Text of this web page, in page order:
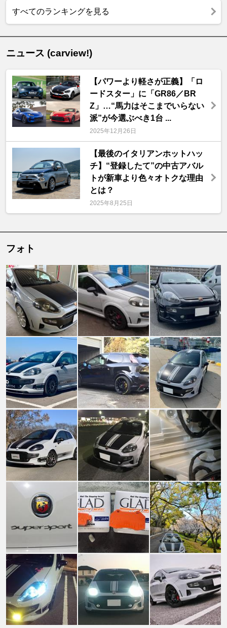
すべてのランキングを見る
ニュース (carview!)
【パワーより軽さが正義】「ロ
ードスター」に「GR86／BR
Z」…“馬力はそこまでいらない
派”が今選ぶべき1台 ...
2025年12月26日
【最後のイタリアンホットハッ
チ】“登録したて”の中古アバル
トが新車より色々オトクな理由
とは？
2025年8月25日
フォト